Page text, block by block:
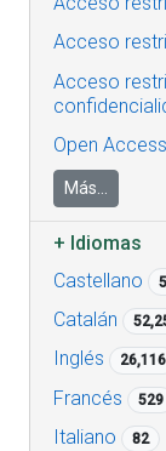
Acceso
Acceso
Open
Más...
+ Idiomas
Castellano
Catalán
Inglés 26,116
Francés 529
Italiano 82